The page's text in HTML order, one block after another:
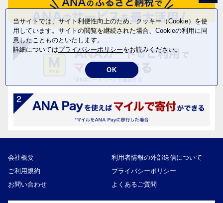
会社概要
利用者情報の外部送信について
ご利用規約
プライバシーポリシー
お問い合わせ
よくあるご質問
当サイトでは、サイト利便性向上のため、クッキー（Cookie）を使
用しています。サイトの閲覧を継続された場合、Cookieの利用に同
意したことものといたします。
詳細についてはプライバシーポリシーをお読みください。
OK